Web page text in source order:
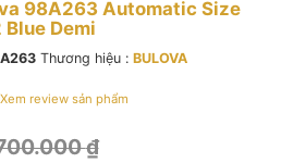
98A263 Automatic Size
Blue Demi
Thương hiệu : BULOVA
Xem review sản phẩm
₫